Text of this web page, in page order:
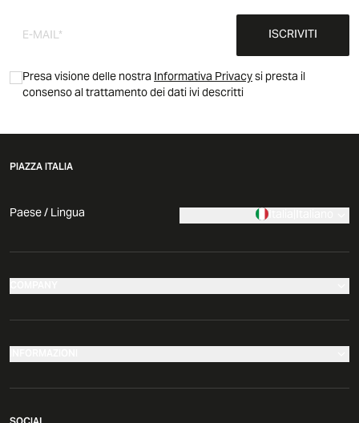
ISCRIVITI
Presa visione delle nostraInformativa Privacysi presta il
consenso al trattamento dei dati ivi descritti
PIAZZA ITALIA
Paese / Lingua Italia|Italiano
I nostri negozi
Azienda